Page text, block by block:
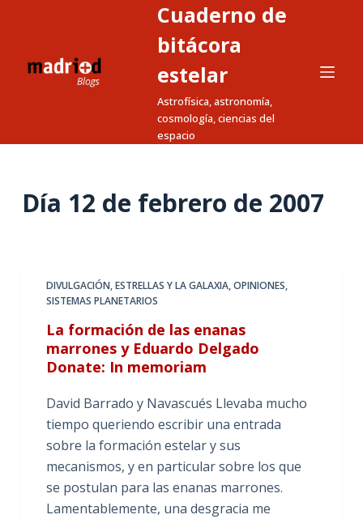
a
Cuaderno de
bitácora
estelar
Astrofísica, astronomía,
cosmología, ciencias del
espacio
Día 12 de febrero de 2007
DIVULGACIÓN,ESTRELLAS Y LA GALAXIA,OPINIONES,
SISTEMAS PLANETARIOS
La formación de las enanas
marrones y Eduardo Delgado
Donate: In memoriam
David Barrado y Navascués Llevaba mucho
tiempo queriendo escribir una entrada
sobre la formación estelar y sus
mecanismos, y en particular sobre los que
se postulan para las enanas marrones.
Lamentablemente, una desgracia me